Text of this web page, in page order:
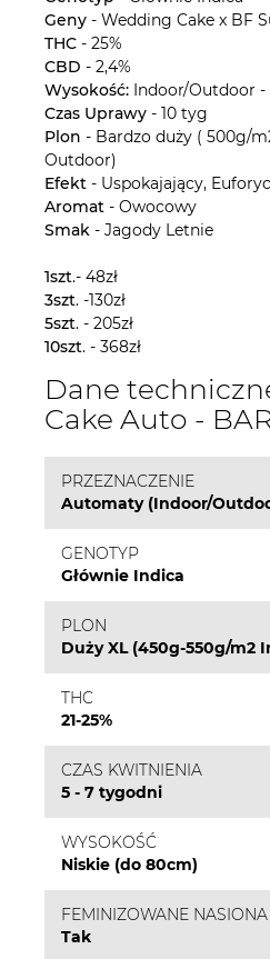
Geny - Wedding Cake x BF
THC - 25%
CBD - 2,4%
Wysokość: Indoor/Outdoor -
Czas Uprawy - 10 tyg
Plon - Bardzo duży ( 500g/
Outdoor)
Efekt - Uspokajający,
Aromat - Owocowy
Smak - Jagody Letnie
1szt.- 48zł
3szt. -130zł
5szt. - 205zł
10szt. - 368zł
Dane
Cake Auto -
PRZEZNACZENIE
Automaty (Indoor/
GENOTYP
Głównie Indica
PLON
Duży XL (450g-550g/m2
THC
21-25%
CZAS KWITNIENIA
5 - 7 tygodni
WYSOKOŚĆ
Niskie (do 80cm)
FEMINIZOWANE NASIONA
Tak